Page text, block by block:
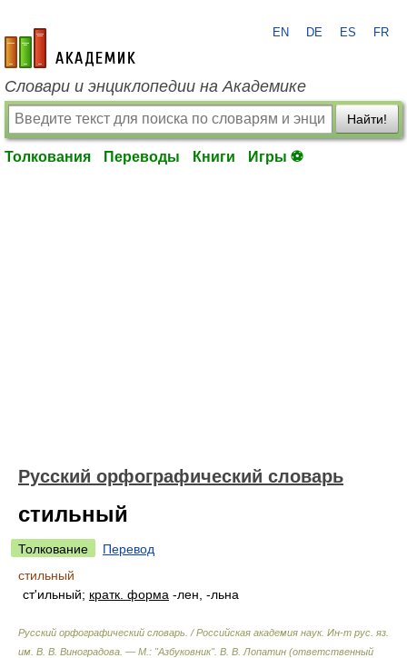
academic.ru
EN DE ES FR
Словари и энциклопедии на Академике
Найти!
Толкования Переводы Книги Игры ⚽
Русский орфографический словарь
стильный
Толкование
Перевод
стильный
ст'ильный; кратк. форма -лен, -льна
Русский орфографический словарь. / Российская академия наук. Ин-т рус. яз.
им. В. В. Виноградова. — М.: "Азбуковник". В. В. Лопатин (ответственный